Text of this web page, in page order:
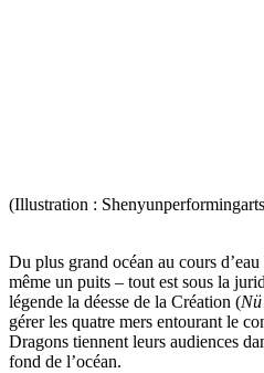
(Illustration :
Du plus grand océan au cours
même un puits – tout est sous la
légende la déesse de la Création (
gérer les quatre mers entourant le
Dragons tiennent leurs audiences
fond de l’océan.